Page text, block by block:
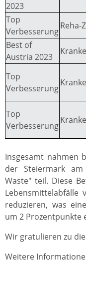
2023
Top
Verbesserung
Reha-
Best of
Austria 2023
Top
Verbesserung
Top
Verbesserung
Insgesamt nahmen
der Steiermark
Waste" teil. Diese
Lebensmittelabfälle
reduzieren, was
um 2 Prozentpunkte
Wir gratulieren zu
Weitere